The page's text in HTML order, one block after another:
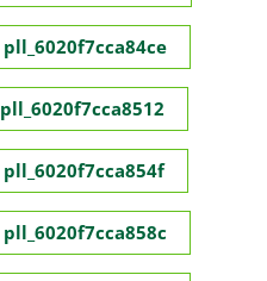
pll_6020f7cca84ce
pll_6020f7cca8512
pll_6020f7cca854f
pll_6020f7cca858c